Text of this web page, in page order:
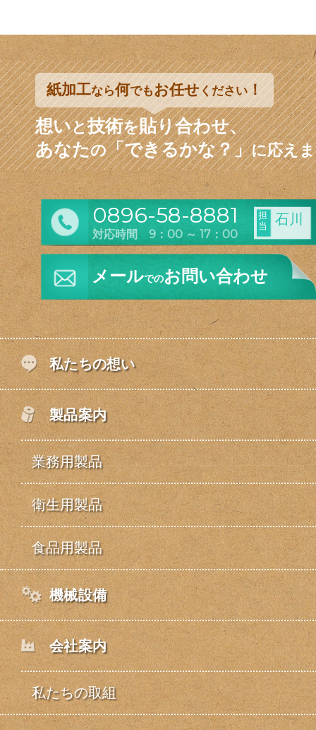
紙加工なら何でもお任せください！
想いと技術を貼り合わせ、
あなたの「できるかな？」に応え
0896-58-8881
対応時間 9：00 ～ 17：00
担
当
石川
メールでのお問い合わせ
私たちの想い
製品案内
業務用製品
衛生用製品
食品用製品
機械設備
会社案内
私たちの取組